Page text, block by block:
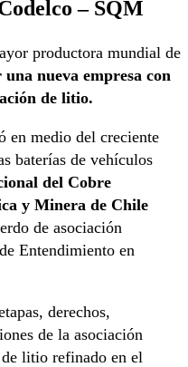
– SQM
productora mundial de
nueva empresa con
de litio.
en medio del creciente
baterías de vehículos
del Cobre
y Minera de Chile
de asociación
Entendimiento en
derechos,
de la asociación
litio refinado en el